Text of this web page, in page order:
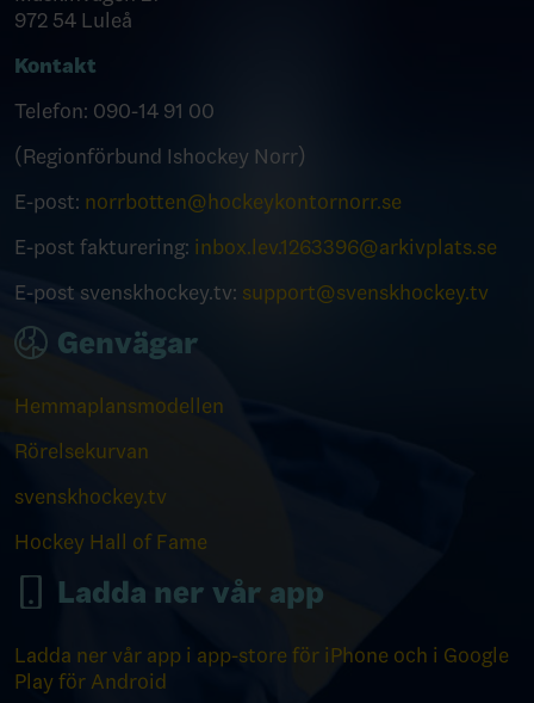
972 54 Luleå
Kontakt
Telefon: 090-14 91 00
(Regionförbund Ishockey Norr)
E-post: norrbotten@hockeykontornorr.se
E-post fakturering: inbox.lev.1263396@arkivplats.se
E-post svenskhockey.tv: support@svenskhockey.tv
Genvägar
Hemmaplansmodellen
Rörelsekurvan
svenskhockey.tv
Hockey Hall of Fame
Ladda ner vår app
Ladda ner vår app i app-store för iPhone och i Google
Play för Android